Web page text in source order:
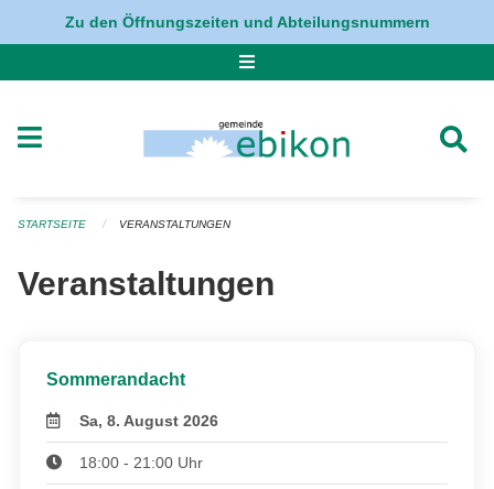
Navigation überspringen
Zu den Öffnungszeiten und Abteilungsnummern
STARTSEITE VERANSTALTUNGEN
Veranstaltungen
Sommerandacht
Sa, 8. August 2026
18:00 - 21:00 Uhr